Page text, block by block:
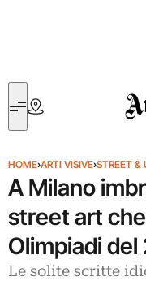
HOME›ARTI VISIVE›STREET &
A Milano
street art
Olimpiadi del
Le solite scritte